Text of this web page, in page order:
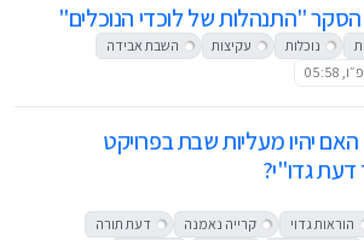
"התנהלות של לוכדי הנוכלים"
נוכלות עקיצות
השבת אבידה
05:58
יהיו מעליות שבת בפרויקט
גדו"י?
הוראות גדוי קרייה נאמנה
דעת תורה